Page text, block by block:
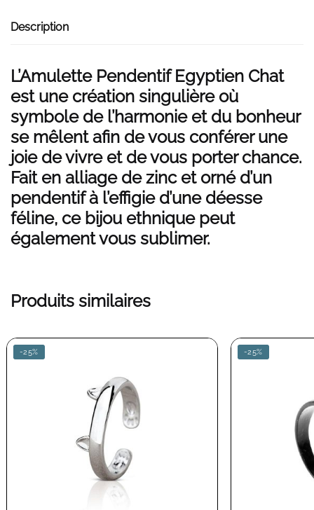
Description
L’Amulette Pendentif Egyptien Chat
est une création singulière où
symbole de l’harmonie et du bonheur
se mêlent afin de vous conférer une
joie de vivre et de vous porter chance.
Fait en alliage de zinc et orné d’un
pendentif à l’effigie d’une déesse
féline, ce bijou ethnique peut
également vous sublimer.
Produits similaires
-25% -25%